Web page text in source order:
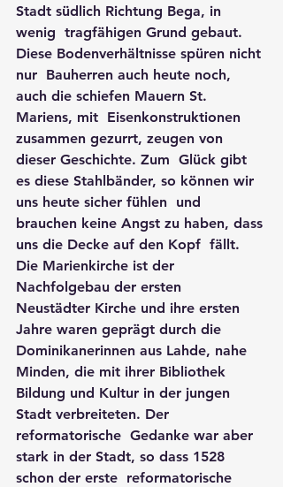
Stadt südlich Richtung Bega, in
wenig  tragfähigen Grund gebaut.
Diese Bodenverhältnisse spüren nicht
nur  Bauherren auch heute noch,
auch die schiefen Mauern St.
Mariens, mit  Eisenkonstruktionen
zusammen gezurrt, zeugen von
dieser Geschichte. Zum  Glück gibt
es diese Stahlbänder, so können wir
uns heute sicher fühlen  und
brauchen keine Angst zu haben, dass
uns die Decke auf den Kopf  fällt.
Die Marienkirche ist der
Nachfolgebau der ersten
Neustädter Kirche und ihre ersten
Jahre waren geprägt durch die
Dominikanerinnen aus Lahde, nahe
Minden, die mit ihrer Bibliothek
Bildung und Kultur in der jungen
Stadt verbreiteten. Der
reformatorische  Gedanke war aber
stark in der Stadt, so dass 1528
schon der erste  reformatorische